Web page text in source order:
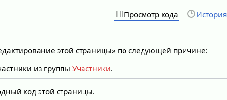
Просмотр кода История
этой страницы» по следующей причине:
из группыУчастники.
код этой страницы.